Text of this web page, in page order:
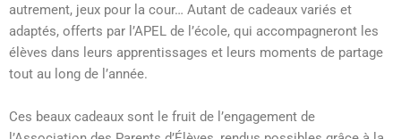
autrement, jeux pour la cour… Autant de cadeaux variés et
adaptés, offerts par l’APEL de l’école, qui accompagneront les
élèves dans leurs apprentissages et leurs moments de partage
tout au long de l’année.
Ces beaux cadeaux sont le fruit de l’engagement de